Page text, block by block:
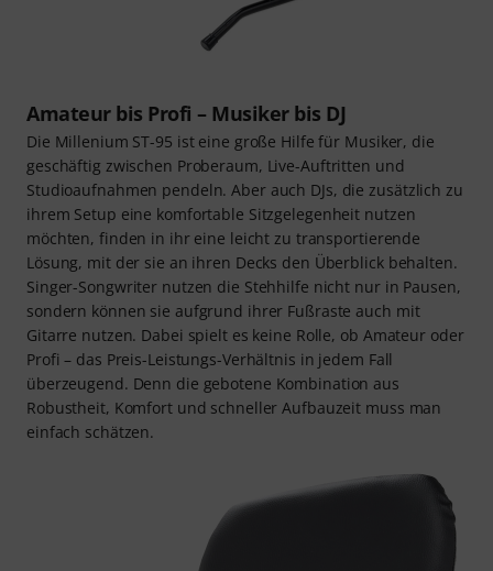
Amateur bis Profi – Musiker bis DJ
Die Millenium ST-95 ist eine große Hilfe für Musiker, die
geschäftig zwischen Proberaum, Live-Auftritten und
Studioaufnahmen pendeln. Aber auch DJs, die zusätzlich zu
ihrem Setup eine komfortable Sitzgelegenheit nutzen
möchten, finden in ihr eine leicht zu transportierende
Lösung, mit der sie an ihren Decks den Überblick behalten.
Singer-Songwriter nutzen die Stehhilfe nicht nur in Pausen,
sondern können sie aufgrund ihrer Fußraste auch mit
Gitarre nutzen. Dabei spielt es keine Rolle, ob Amateur oder
Profi – das Preis-Leistungs-Verhältnis in jedem Fall
überzeugend. Denn die gebotene Kombination aus
Robustheit, Komfort und schneller Aufbauzeit muss man
einfach schätzen.